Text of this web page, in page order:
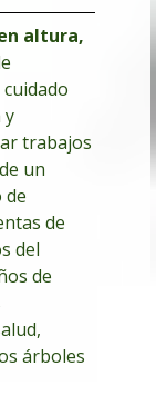
altura,
y
trabajos
un
de
de
del
de
árboles